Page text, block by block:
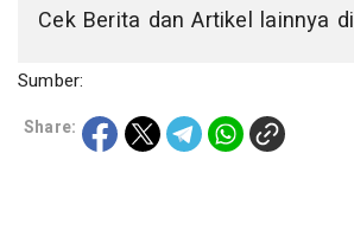
Cek Berita dan Artikel lainnya di
Sumber:
Share: